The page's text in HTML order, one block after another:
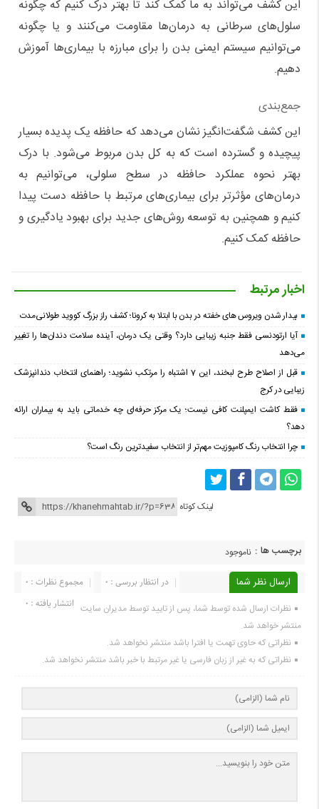
این کشف می‌تواند به ما کمک کند تا بهتر درک کنیم که چگونه
سلول‌های سرطانی به درمان‌ها مقاومت می‌کنند و یا چگونه
می‌توانیم سیستم ایمنی بدن را برای مبارزه با بیماری‌ها آموزش
دهیم.
جمع‌بندی
این کشف شگفت‌انگیز نشان می‌دهد که حافظه یک پدیده بسیار
پیچیده و گسترده است که به کل بدن مربوط می‌شود. با درک
بهتر نحوه عملکرد حافظه در سطح سلولی، می‌توانیم به
درمان‌های مؤثرتر برای بیماری‌های مرتبط با حافظه دست پیدا
کنیم و همچنین به توسعه روش‌های جدید برای بهبود یادگیری و
حافظه کمک کنیم.
اخبار مرتبط
بیدار شدن ویروس‌ های خفته در بدن با ابتلا به کرونا؛ کشف راز بزرگ کووید طولانی‌مدت
آیا ارتودنسی فقط جنبه زیبایی دارد؟ وقتی یک درمان، آینده سلامت دندان‌ها را تغییر
می‌دهد
قبل از اصلاح طرح لبخند، این 7 اشتباه را مرتکب نشوید؛ راهنمای انتخاب دندانپزشک
زیبایی در کرج
فقط کاشت ایمپلنت کافی نیست؛ یک مرکز حرفه‌ای چه خدماتی باید به بیماران ارائه
دهد؟
چرا انتخاب رنگ کامپوزیت مهم‌تر از انتخاب سفیدترین رنگ است؟
لینک کوتاه
برچسب ها : ناموجود
ارسال نظر شما مجموع نظرات : 0
در انتظار بررسی : 0
انتشار یافته : 0 نظرات ارسال شده توسط شما، پس از تایید توسط مدیران سایت
منتشر خواهد شد.
نظراتی که حاوی تهمت یا افترا باشد منتشر نخواهد شد.
نظراتی که به غیر از زبان فارسی یا غیر مرتبط با خبر باشد منتشر نخواهد شد.